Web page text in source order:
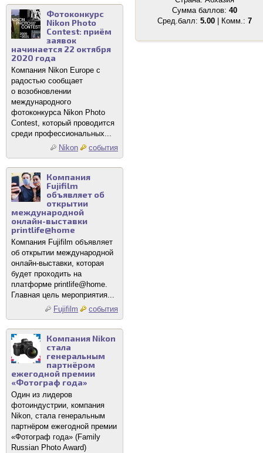
Фотоконкурс
Nikon Photo
Contest: приём
заявок
начинается 22 октября
2020 года
Компания Nikon Europe с
радостью сообщает
о возобновлении
международного
фотоконкурса Nikon Photo
Contest, который проводится
среди профессиональных...
Nikon
события
Компания
Fujifilm
объявляет об
открытии
международной
онлайн-выставки
printlife@home
Компания Fujifilm объявляет
об открытии международной
онлайн-выставки, которая
будет проходить на
платформе printlife@home.
Главная цель мероприятия...
Fujifilm
события
Компания Nikon
стала
генеральным
партнёром
ежегодной премии
«Фотограф года»
Один из лидеров
фотоиндустрии, компания
Nikon, стала генеральным
партнёром ежегодной премии
«Фотограф года» (Family
Russian Photo Award)
Сумма баллов: 40
Сред.балл: 5.00 | Комм.: 7